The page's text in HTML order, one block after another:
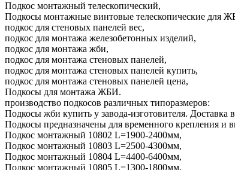
Подкос монтажный телескопический,
Подкосы монтажные винтовые телескопические для
подкос для стеновых панелей вес,
подкос для монтажа железобетонных изделий,
подкос для монтажа жби,
подкос для монтажа стеновых панелей,
подкос для монтажа стеновых панелей купить,
подкос для монтажа стеновых панелей цена,
Подкосы для монтажа ЖБИ.
производство подкосов различных типоразмеров:
Подкосы жби купить у завода-изготовителя. Доставка
Подкосы предназначены для временного крепления и
Подкос монтажный 10802 L=1900-2400мм,
Подкос монтажный 10803 L=2500-4300мм,
Подкос монтажный 10804 L=4400-6400мм,
Подкос монтажный 10805 L=1300-1800мм,